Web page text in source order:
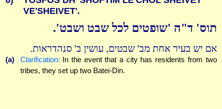
VE'SHEIVET'.
תוס' ד"ה 'שופטים לכל שבט ושבט'.
אם יש בעיר אחת מב' שבטים, עושין ב' סנהדראות.
(a) Clarification: In the event that a city has residents from two
tribes, they set up two Batei-Din.